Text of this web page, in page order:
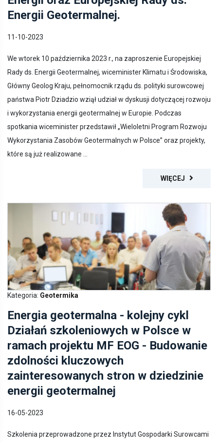
Energii Geotermalnej.
Rady ds. Energii Geotermalnej, wiceminister Klimatu i Środowiska,
Główny Geolog Kraju, pełnomocnik rządu ds. polityki surowcowej
państwa Piotr Dziadzio wziął udział w dyskusji dotyczącej rozwoju
i wykorzystania energii geotermalnej w Europie. Podczas
spotkania wiceminister przedstawił „Wieloletni Program Rozwoju
Wykorzystania Zasobów Geotermalnych w Polsce” oraz projekty,
które są już realizowane ...
Kategoria:Geotermika
Energia geotermalna - kolejny cykl
Działań szkoleniowych w Polsce w
ramach projektu MF EOG - Budowanie
zdolności kluczowych
zainteresowanych stron w dziedzinie
energii geotermalnej
Mineralnymi i Energią PAN (IGSMiE PAN) oraz Krajową Agencję